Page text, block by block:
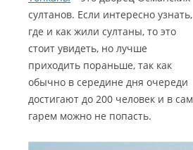
султанов. Если интересно узнать,
где и как жили султаны, то это
стоит увидеть, но лучше
приходить пораньше, так как
обычно в середине дня очереди
достигают до 200 человек и в сам
гарем можно не попасть.